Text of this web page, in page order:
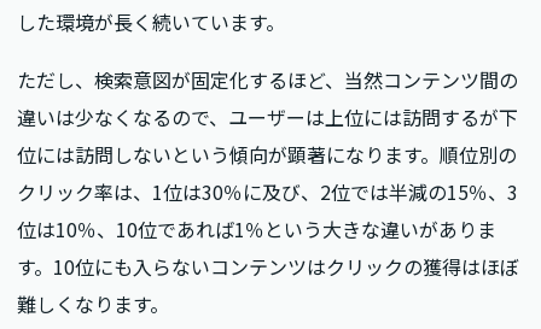
した環境が長く続いています。
ただし、検索意図が固定化するほど、当然コンテンツ間の
違いは少なくなるので、ユーザーは上位には訪問するが下
位には訪問しないという傾向が顕著になります。順位別の
クリック率は、1位は30％に及び、2位では半減の15％、3
位は10％、10位であれば1％という大きな違いがありま
す。10位にも入らないコンテンツはクリックの獲得はほぼ
難しくなります。